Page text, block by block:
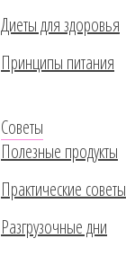
Диеты для здоровья
Принципы питания
Советы
Полезные продукты
Практические советы
Разгрузочные дни